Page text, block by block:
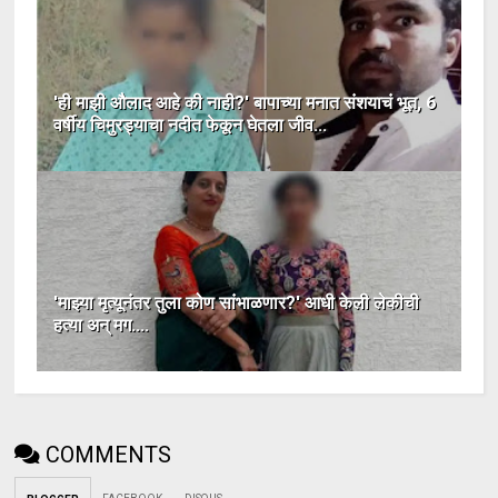
'ही माझी औलाद आहे की नाही?' बापाच्या मनात संशयाचं भूत, 6
वर्षीय चिमुरड्याचा नदीत फेकून घेतला जीव...
'माझ्या मृत्यूनंतर तुला कोण सांभाळणार?' आधी केली लेकीची
हत्या अन् मग....
COMMENTS